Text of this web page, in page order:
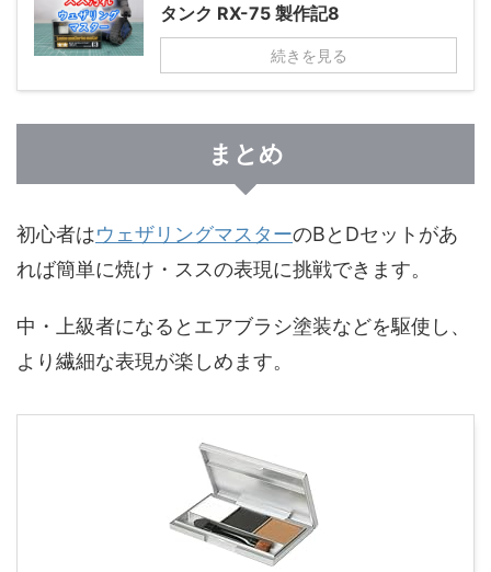
タンク RX-75 製作記8
続きを見る
まとめ
初心者はウェザリングマスターのBとDセットがあ
れば簡単に焼け・ススの表現に挑戦できます。
中・上級者になるとエアブラシ塗装などを駆使し、
より繊細な表現が楽しめます。